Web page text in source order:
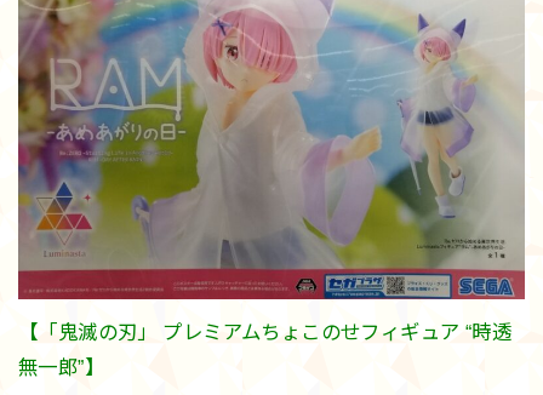
【「鬼滅の刃」 プレミアムちょこのせフィギュア “時透
無一郎”】